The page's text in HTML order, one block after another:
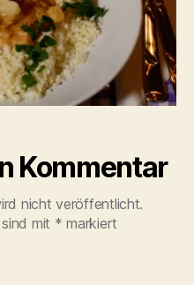
Kommentar
nicht veröffentlicht.
mit * markiert